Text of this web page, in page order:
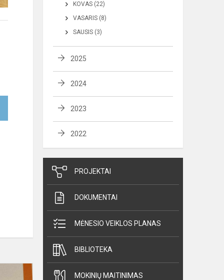
Sveikiname!
KOVAS (22)
VASARIS (8)
SAUSIS (3)
2025
2024
2023
2022
PROJEKTAI
DOKUMENTAI
MĖNESIO VEIKLOS PLANAS
BIBLIOTEKA
MOKINIŲ MAITINIMAS